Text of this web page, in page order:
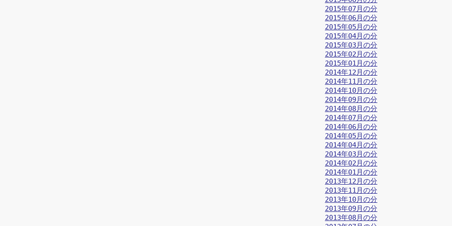
2015年07月の分
2015年06月の分
2015年05月の分
2015年04月の分
2015年03月の分
2015年02月の分
2015年01月の分
2014年12月の分
2014年11月の分
2014年10月の分
2014年09月の分
2014年08月の分
2014年07月の分
2014年06月の分
2014年05月の分
2014年04月の分
2014年03月の分
2014年02月の分
2014年01月の分
2013年12月の分
2013年11月の分
2013年10月の分
2013年09月の分
2013年08月の分